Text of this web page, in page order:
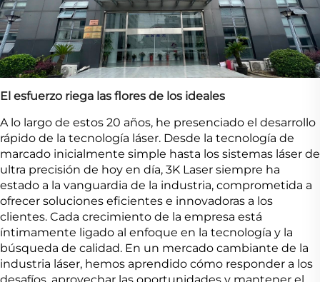
El esfuerzo riega las flores de los ideales
A lo largo de estos 20 años, he presenciado el desarrollo
rápido de la tecnología láser. Desde la tecnología de
marcado inicialmente simple hasta los sistemas láser de
ultra precisión de hoy en día, 3K Laser siempre ha
estado a la vanguardia de la industria, comprometida a
ofrecer soluciones eficientes e innovadoras a los
clientes. Cada crecimiento de la empresa está
íntimamente ligado al enfoque en la tecnología y la
búsqueda de calidad. En un mercado cambiante de la
industria láser, hemos aprendido cómo responder a los